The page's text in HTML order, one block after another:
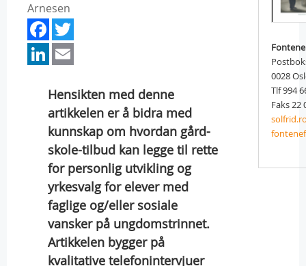
Arnesen
Facebook
LinkedIn
Hensikten med denne
artikkelen er å bidra med
kunnskap om hvordan gård-
skole-tilbud kan legge til rette
for personlig utvikling og
yrkesvalg for elever med
faglige og/eller sosiale
vansker på ungdomstrinnet.
Artikkelen bygger på
kvalitative telefonintervjuer
0028
Tlf 994
Faks 22